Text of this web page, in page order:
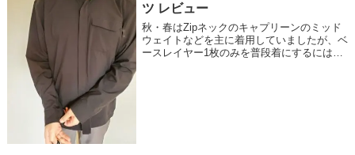
ツ レビュー
秋・春はZipネックのキャプリーンのミッド
ウェイトなどを主に着用していましたが、ベ
ースレイヤー1枚のみを普段着にするにはス